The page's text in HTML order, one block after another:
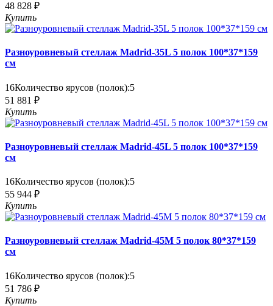
48 828 ₽
Купить
Разноуровневый стеллаж Madrid-35L 5 полок 100*37*159
см
16Количество ярусов (полок):5
51 881 ₽
Купить
Разноуровневый стеллаж Madrid-45L 5 полок 100*37*159
см
16Количество ярусов (полок):5
55 944 ₽
Купить
Разноуровневый стеллаж Madrid-45M 5 полок 80*37*159
см
16Количество ярусов (полок):5
51 786 ₽
Купить